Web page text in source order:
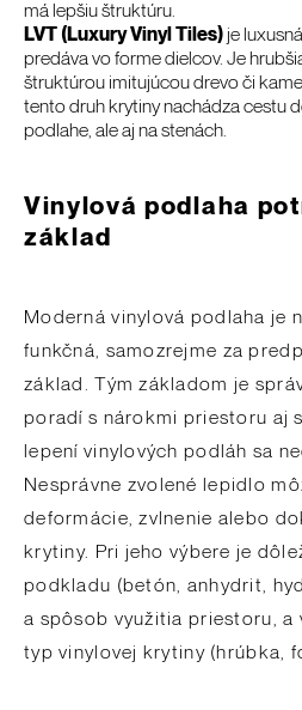
má lepšiu štruktúru.
LVT (Luxury Vinyl Tiles) je
predáva vo forme dielcov. Je
štruktúrou imitujúcou drevo či
tento druh krytiny nachádza cestu
podlahe, ale aj na stenách.
Vinylová podlaha
základ
Moderná vinylová podlaha je
funkčná, samozrejme za
základ. Tým základom je
poradí s nárokmi priestoru aj
lepení vinylových podláh sa
Nesprávne zvolené lepidlo
deformácie, zvlnenie alebo
krytiny. Pri jeho výbere je
podkladu (betón, anhydrit,
a spôsob využitia priestoru, a
typ vinylovej krytiny (hrúbka,